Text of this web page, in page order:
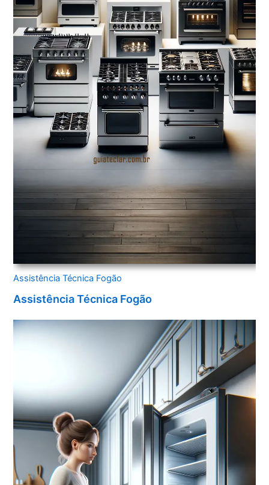
Assistência Técnica Fogão
Assistência Técnica Fogão